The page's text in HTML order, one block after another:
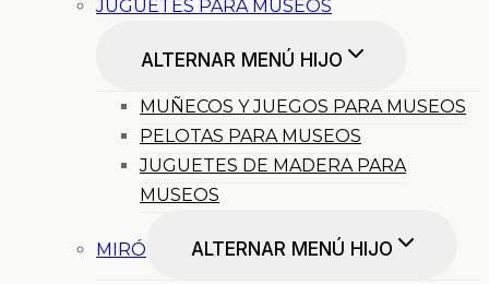
JUGUETES PARA MUSEOS
ALTERNAR MENÚ HIJO
MUÑECOS Y JUEGOS PARA MUSEOS
PELOTAS PARA MUSEOS
JUGUETES DE MADERA PARA
MUSEOS
MIRÓ ALTERNAR MENÚ HIJO